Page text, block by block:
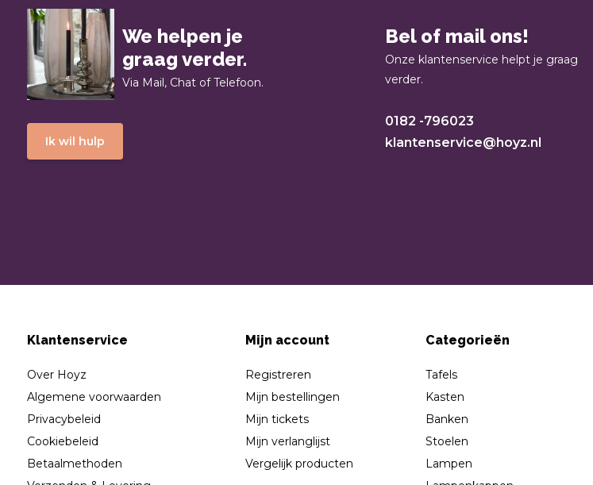
We helpen je
graag verder.
Via Mail, Chat of Telefoon.
Ik wil hulp
Bel of mail ons!
Onze klantenservice helpt je graag
verder.
0182 -796023
klantenservice@hoyz.nl
Klantenservice
Over Hoyz
Algemene voorwaarden
Privacybeleid
Cookiebeleid
Betaalmethoden
Mijn account
Registreren
Mijn bestellingen
Mijn tickets
Mijn verlanglijst
Vergelijk producten
Categorieën
Tafels
Kasten
Banken
Stoelen
Lampen